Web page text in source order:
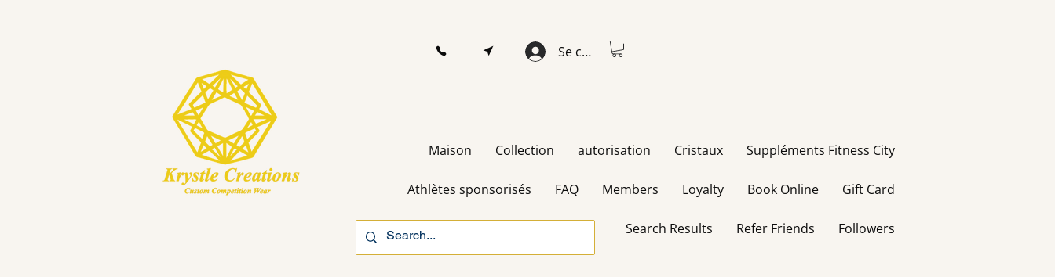
Se connecter
Maison Collection autorisation Cristaux Suppléments Fitness City
Athlètes sponsorisés FAQ Members Loyalty Book Online Gift Card
Search Results Refer Friends Followers